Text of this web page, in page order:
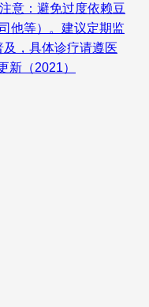
意：避免过度依赖豆
他等）。建议定期监
，具体诊疗请遵医
新（2021）